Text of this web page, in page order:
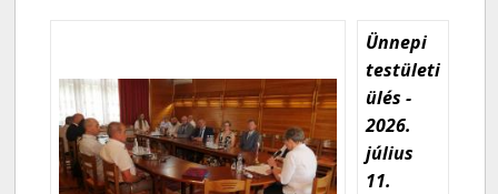
Ünnepi
testületi
ülés -
2026.
július
11.